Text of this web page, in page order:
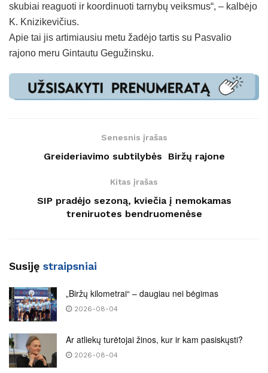
skubiai reaguoti ir koordinuoti tarnybų veiksmus“, – kalbėjo
K. Knizikevičius.
Apie tai jis artimiausiu metu žadėjo tartis su Pasvalio
rajono meru Gintautu Gegužinsku.
Senesnis įrašas
Greideriavimo subtilybės Biržų rajone
Kitas įrašas
SIP pradėjo sezoną, kviečia į nemokamas
treniruotes bendruomenėse
Susiję straipsniai
„Biržų kilometrai“ – daugiau nei bėgimas
2026-08-04
Ar atliekų turėtojai žinos, kur ir kam pasiskųsti?
2026-08-04